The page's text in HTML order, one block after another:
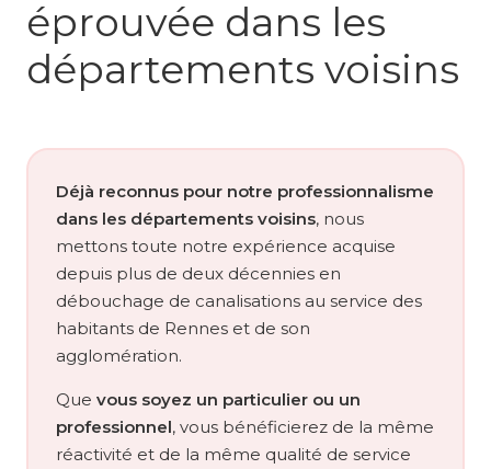
éprouvée dans les
départements voisins
Déjà reconnus pour notre professionnalisme
dans les départements voisins, nous
mettons toute notre expérience acquise
depuis plus de deux décennies en
débouchage de canalisations au service des
habitants de Rennes et de son
agglomération.
Que vous soyez un particulier ou un
professionnel, vous bénéficierez de la même
réactivité et de la même qualité de service